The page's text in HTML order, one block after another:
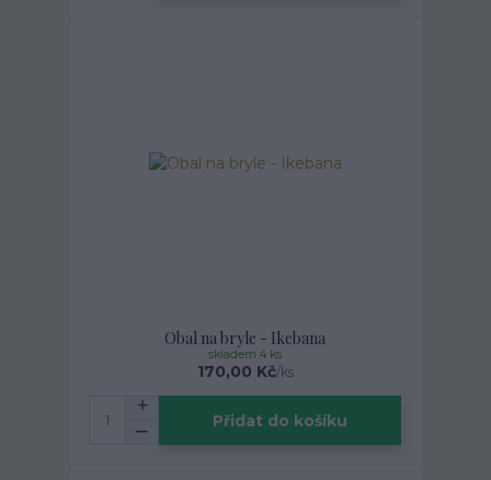
Obal na bryle - Ikebana
170,00 Kč/ks
skladem 4 ks
Přidat do košíku